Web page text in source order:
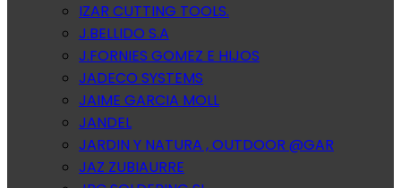
IZAR CUTTING TOOLS.
J.BELLIDO S.A
J.FORNIES GOMEZ E HIJOS
JADECO SYSTEMS
JAIME GARCIA MOLL
JANDEL
JARDIN Y NATURA , OUTDOOR @GAR
JAZ ZUBIAURRE